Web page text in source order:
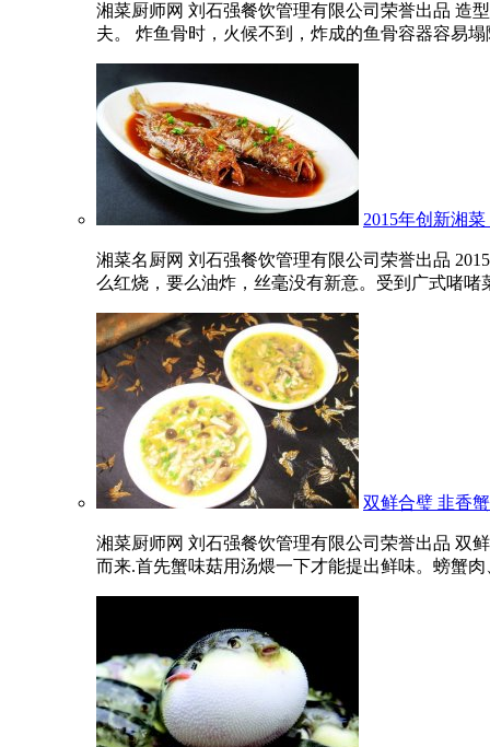
湘菜厨师网 刘石强餐饮管理有限公司荣誉出品 造
夫。 炸鱼骨时，火候不到，炸成的鱼骨容器容易塌
2015年创新湘
湘菜名厨网 刘石强餐饮管理有限公司荣誉出品
么红烧，要么油炸，丝毫没有新意。受到广式啫啫
双鲜合璧 韭香
湘菜厨师网 刘石强餐饮管理有限公司荣誉出品 双
而来.首先蟹味菇用汤煨一下才能提出鲜味。螃蟹肉